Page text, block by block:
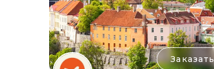
Заказать